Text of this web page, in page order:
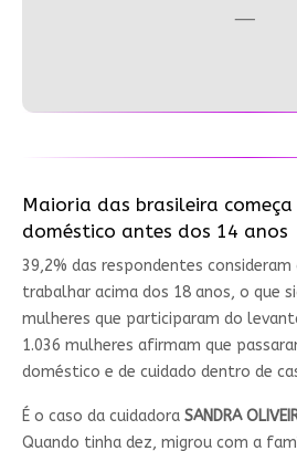
Maioria das brasileira
doméstico antes dos 14 anos
39,2% das respondentes consideram
trabalhar acima dos 18 anos, o que
mulheres que participaram do
1.036 mulheres afirmam que
doméstico e de cuidado dentro de
É o caso da cuidadora SANDRA
Quando tinha dez, migrou com a